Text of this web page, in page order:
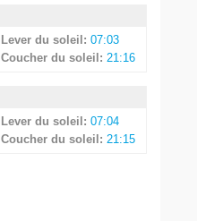
Lever du soleil: 07:03
Coucher du soleil: 21:16
Lever du soleil: 07:04
Coucher du soleil: 21:15